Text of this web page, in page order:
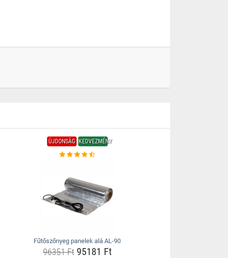
ÚJDONSÁG KEDVEZMÉNY
Fűtőszőnyeg panelek alá AL-90
96351 Ft95181 Ft